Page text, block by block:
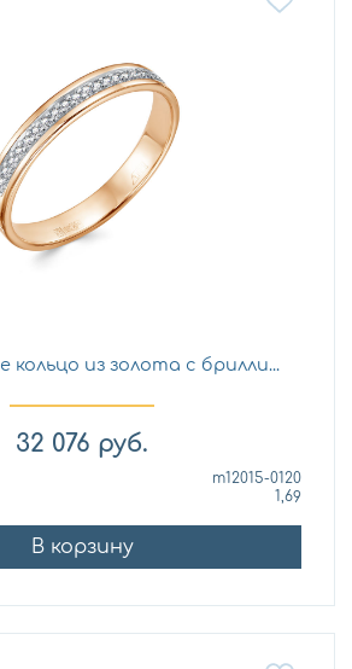
кольцо из золота с брилли...
32 076 руб.
т12015-0120
1,69
В корзину